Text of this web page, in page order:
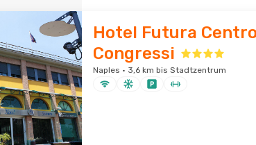
Hotel Futura Centro
Congressi
Naples · 3,6 km bis Stadtzentrum